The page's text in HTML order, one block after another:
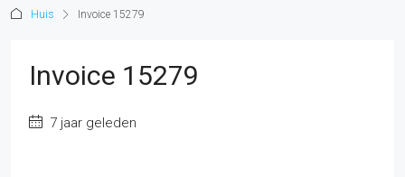
Huis Invoice 15279
Invoice 15279
7 jaar geleden